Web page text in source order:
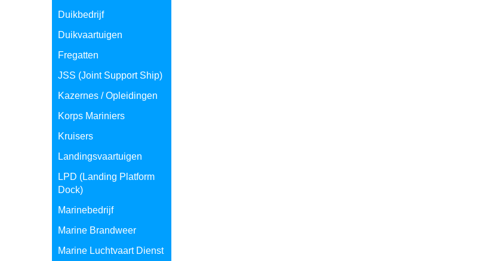
Duikbedrijf
Duikvaartuigen
Fregatten
JSS (Joint Support Ship)
Kazernes / Opleidingen
Korps Mariniers
Kruisers
Landingsvaartuigen
LPD (Landing Platform
Dock)
Marinebedrijf
Marine Brandweer
Marine Luchtvaart Dienst